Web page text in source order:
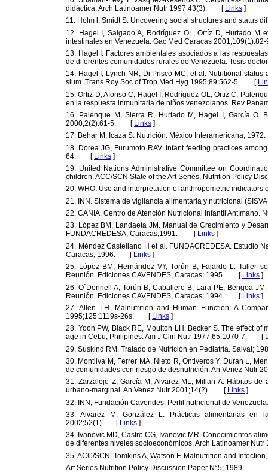
didáctica. Arch Latinoamer Nutr 1997;43(3) [ Links ]
11. Holm l, Smidt S. Uncovering social structures and
12. Hagel I, Salgado A, Rodríguez OL, Ortíz D, Hurtado
intestinales en Venezuela. Gac Méd Caracas
13. Hagel I. Factores ambientales asociados a las
de diferentes comunidades rurales de Venezuela. Tesis
14. Hagel I, Lynch NR, Di Prisco MC, et al. Nutritional
slum. Trans Roy Soc of Trop Med Hyg 1995;89:562-5. [
15. Ortiz D, Afonso C, Hagel I, Rodríguez OL, Ortiz C,
en la respuesta inmunitaria de niños venezolanos. Rev
16. Palenque M, Sierra R, Hurtado M, Hagel I, García O.
2000;2(2):61-5. [ Links ]
17. Behar M, Icaza S. Nutrición. México Interamericana;
18. Dorea JG, Furumoto RAV. Infant feeding practices
64. [ Links ]
19. United Nations Administrative Committee on
children. ACC/SCN State of the Art Series, Nutrition Policy
20. WHO. Use and interpretation of anthropometric
21. INN. Sistema de vigilancia alimentaria y nutricional
22. CANIA. Centro de Atención Nutricional Infantil
23. López BM, Landaeta JM. Manual de Crecimiento y
FUNDACREDESA, Caracas;1991. [ Links ]
24. Méndez Castellano H et al. FUNDACREDESA. Estudio
Caracas; 1996. [ Links ]
25. López BM, Hernández VY, Torún B, Fajardo L. Taller
Reunión. Ediciones CAVENDES, Caracas; 1995. [ Links ]
26. O´Donnell A, Torún B, Caballero B, Lara PE, Bengoa
Reunión. Ediciones CAVENDES, Caracas; 1994. [ Links ]
27. Allen LH. Malnutrition and Human Function: A
1995;125:1119s-26s. [ Links ]
28. Yoon PW, Black RE, Moulton LH, Becker S. The effect
age in Cebu, Philipines. Am J Clin Nutr 1977;65:1070-7. [
29. Suskind RM. Tratado de Nutrición en Pediatría.
30. Montilva M, Ferrer MA, Nieto R, Ontiveros Y, Duran L,
de comunidades con riesgo de desnutrición. An Venez
31. Zarzalejo Z, García M, Alvarez ML, Millan A. Hábitos
urbano-marginal. An Venez Nutr 2001;14(2). [ Links ]
32. INN, Fundación Cavendes. Perfil nutricional de
33. Alvarez M, González L. Prácticas alimentarias en
2002;52(1) [ Links ]
34. Ivanovic MD, Castro CG, Ivanovic MR. Conocimientos
de diferentes niveles socioeconómicos. Arch Latinoamer
35. ACC/SCN. Tomkins A, Watson F. Malnutrition and
Art Series Nutrition Policy Discussion Paper N°5; 1989.